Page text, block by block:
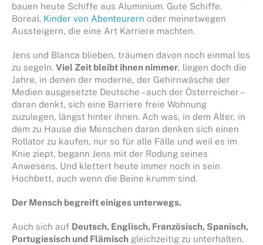
bauen heute Schiffe aus Aluminium. Gute Schiffe.
Boreal. Kinder von Abenteurern oder meinetwegen
Aussteigern, die eine Art Karriere machten.
Jens und Blanca blieben, träumen davon noch einmal los
zu segeln. Viel Zeit bleibt ihnen nimmer, liegen doch die
Jahre, in denen der moderne, der Gehirnwäsche der
Medien ausgesetzte Deutsche – auch der Österreicher –
daran denkt, sich eine Barriere freie Wohnung
zuzulegen, längst hinter ihnen. Ach was, in dem Alter, in
dem zu Hause die Menschen daran denken sich einen
Rollator zu kaufen, nur so für alle Fälle und weil es im
Knie ziept, begann Jens mit der Rodung seines
Anwesens. Und klettert heute immer noch in sein
Hochbett, auch wenn die Beine krumm sind.
Der Mensch begreift einiges unterwegs.
Auch sich auf Deutsch, Englisch, Französisch, Spanisch,
Portugiesisch und Flämisch gleichzeitig zu unterhalten.